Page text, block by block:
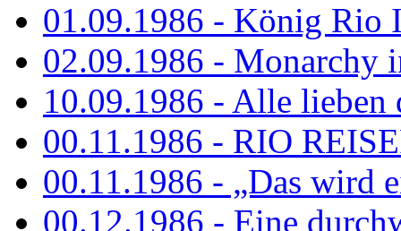
01.09.1986 - König Rio
02.09.1986 - Monarchy
10.09.1986 - Alle lieben
00.11.1986 - RIO
00.11.1986 - „Das wird
00.12.1986 - Eine